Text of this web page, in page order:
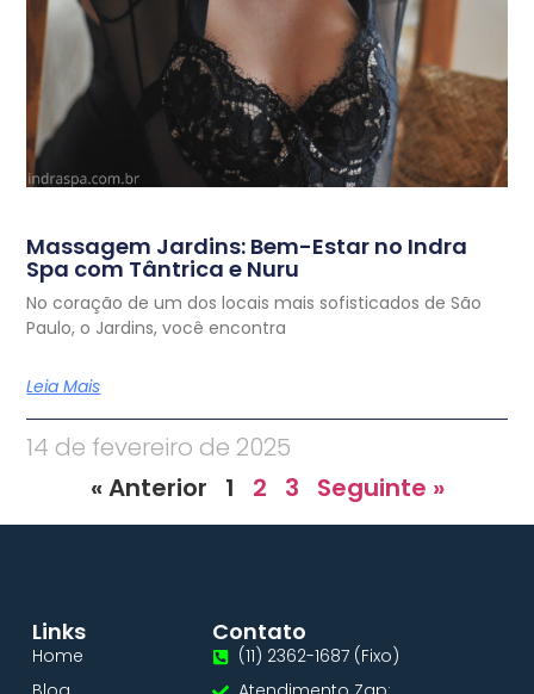
Massagem Jardins: Bem-Estar no Indra
Spa com Tântrica e Nuru
No coração de um dos locais mais sofisticados de São
Paulo, o Jardins, você encontra
Leia Mais
14 de fevereiro de 2025
« Anterior
1 2 3 Seguinte »
Links
Home
Contato
(11) 2362-1687 (Fixo)